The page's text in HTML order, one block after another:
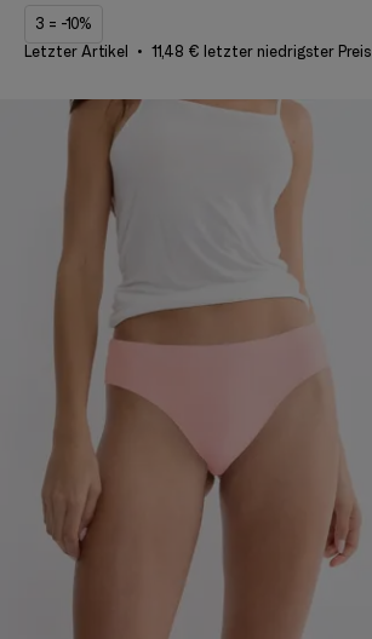
3 = -10%
Letzter Artikel
11,48 € letzter niedrigster Preis